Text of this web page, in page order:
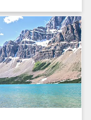
d. h.
völlig frei
Ein
kann
der
Der Einsatz
automatisierte